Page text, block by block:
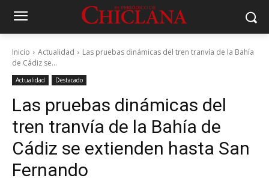
Inicio Actualidad
Las pruebas dinámicas del tren tranvía de la Bahía
de Cádiz se...
Actualidad Destacado
Las pruebas dinámicas del
tren tranvía de la Bahía de
Cádiz se extienden hasta San
Fernando